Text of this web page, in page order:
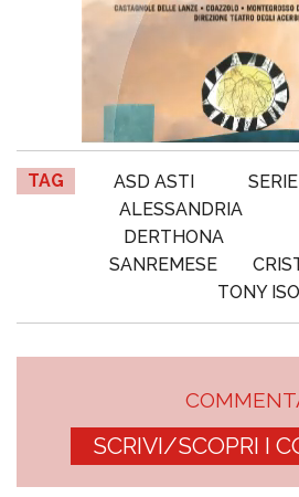
TAG ASD ASTI
ALESSANDRIA
DERTHONA
SANREMESE
TONY
SCRIVI/SCOPRI I